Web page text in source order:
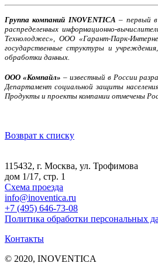
Группа компаний INOVENTICA – первый
распределенных информационно-
Технолоджес», ООО «Гарант-Парк-
государственные структуры и
обработки данных.
ООО «Компайл» – известный в России
Департамент социальной защиты
Продукты и проекты компании отмечены
Возврат к списку
115432, г. Москва, ул. Трофимова
дом 1/17, стр. 1
Схема проезда
info@inoventica.ru
+7 (495) 646-73-08
Политика обработки персональных
Контакты
© 2020, INOVENTICA